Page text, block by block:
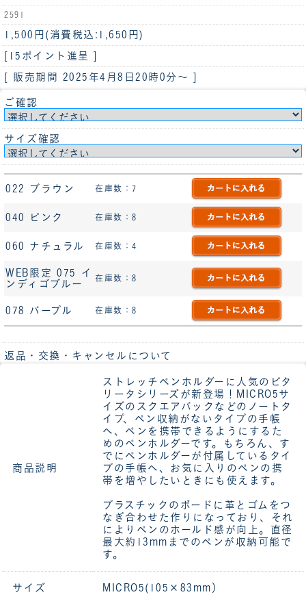
2591
1,500円 (消費税込:1,650円)
[15ポイント進呈 ]
[ 販売期間 2025年4月8日20時0分 ～ ]
ご確認
サイズ確認
022 ブラウン 在庫数：7
040 ピンク 在庫数：8
060 ナチュラル 在庫数：4
WEB限定 075 イ
ンディゴブルー
在庫数：8
078 パープル 在庫数：8
返品・交換・キャンセルについて
商品説明
ストレッチペンホルダーに人気のビタ
リータシリーズが新登場！MICRO5サ
イズのスクエアバックなどのノートタ
イプ、ペン収納がないタイプの手帳
へ、ペンを携帯できるようにするた
めのペンホルダーです。もちろん、す
でにペンホルダーが付属しているタイ
プの手帳へ、お気に入りのペンの携
帯を増やしたいときにも使えます。
プラスチックのボードに革とゴムをつ
なぎ合わせた作りになっており、それ
によりペンのホールド感が向上。直径
最大約13mmまでのペンが収納可能で
す。
サイズ MICRO5(105×83mm）